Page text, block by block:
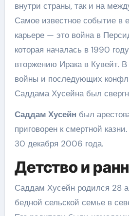
внутри страны, так и на
Самое известное событие в
карьере — это война в
которая началась в 1990
вторжению Ирака в Кувейт. В
войны и последующих
Саддама Хусейна был
Саддам Хусейн был
приговорен к смертной
30 декабря 2006 года.
Детство и
Саддам Хусейн родился 28
бедной сельской семье в